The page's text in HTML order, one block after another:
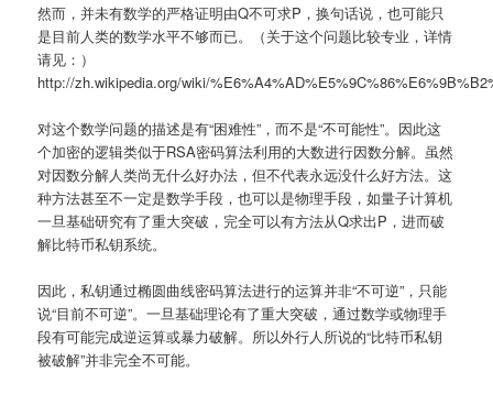
然而，并未有数学的严格证明由Q不可求P，换句话说，也可能只
是目前人类的数学水平不够而已。（关于这个问题比较专业，详情
请见：）
http://zh.wikipedia.org/wiki/
对这个数学问题的描述是有“困难性”，而不是“不可能性”。因此这
个加密的逻辑类似于RSA密码算法利用的大数进行因数分解。虽然
对因数分解人类尚无什么好办法，但不代表永远没什么好方法。这
种方法甚至不一定是数学手段，也可以是物理手段，如量子计算机
一旦基础研究有了重大突破，完全可以有方法从Q求出P，进而破
解比特币私钥系统。
因此，私钥通过椭圆曲线密码算法进行的运算并非“不可逆”，只能
说“目前不可逆”。一旦基础理论有了重大突破，通过数学或物理手
段有可能完成逆运算或暴力破解。所以外行人所说的“比特币私钥
被破解”并非完全不可能。